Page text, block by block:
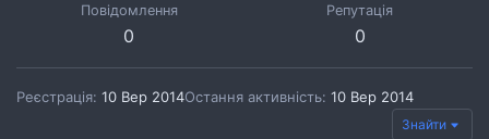
Повідомлення
0
Репутація
0
Реєстрація 10 Вер 2014Остання активність 10 Вер 2014
Знайти